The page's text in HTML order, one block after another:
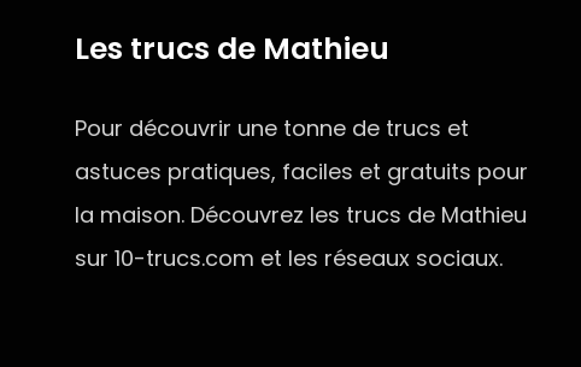
Les trucs de Mathieu
Pour découvrir une tonne de trucs et
astuces pratiques, faciles et gratuits pour
la maison. Découvrez les trucs de Mathieu
sur 10-trucs.com et les réseaux sociaux.